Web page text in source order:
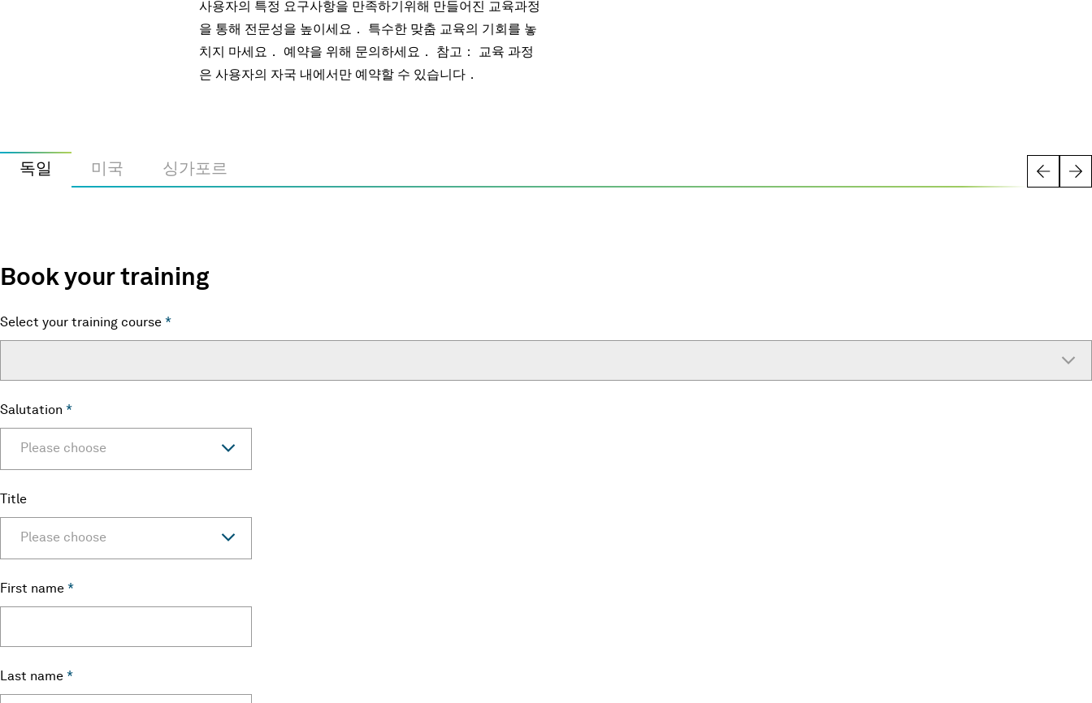
사용자의 특정 요구사항을 만족하기위해 만들어진 교육과정
을 통해 전문성을 높이세요． 특수한 맞춤 교육의 기회를 놓
치지 마세요． 예약을 위해 문의하세요． 참고： 교육 과정
은 사용자의 자국 내에서만 예약할 수 있습니다．
독일 미국 싱가포르
Book your training
Select your training course *
Salutation *
Please choose
Title
Please choose
First name *
Last name *